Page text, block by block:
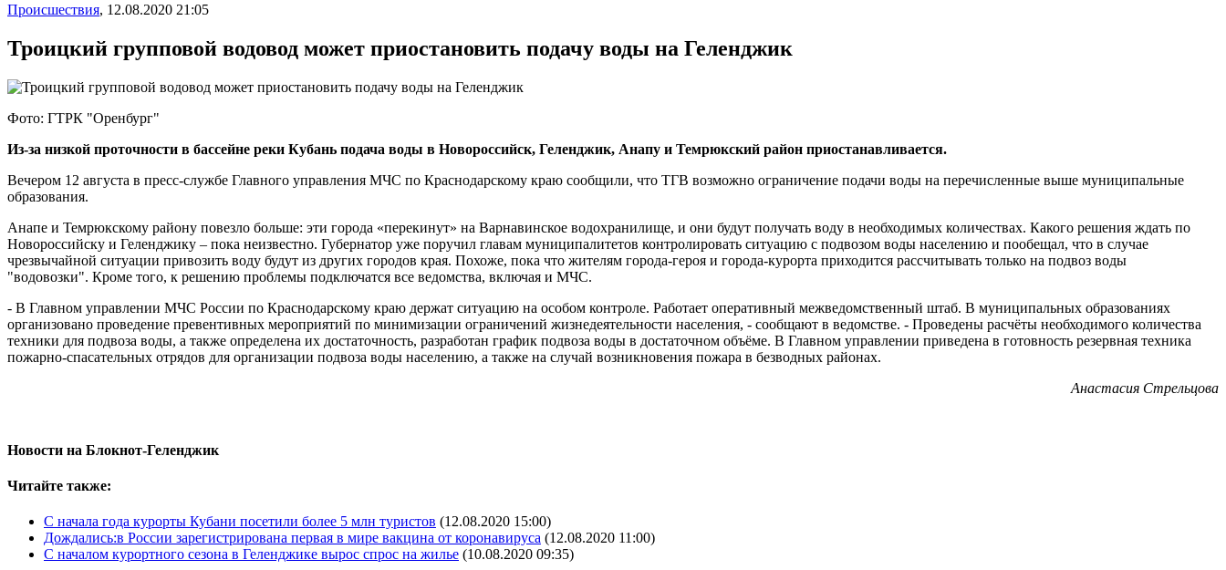
Происшествия, 12.08.2020 21:05
Троицкий групповой водовод может приостановить подачу воды на Геленджик
Фото: ГТРК "Оренбург"
Из-за низкой проточности в бассейне реки Кубань подача воды в Новороссийск, Геленджик, Анапу и Темрюкский район приостанавливается.
Вечером 12 августа в пресс-службе Главного управления МЧС по Краснодарскому краю сообщили, что ТГВ возможно ограничение подачи воды на перечисленные выше муниципальные
образования.
Анапе и Темрюкскому району повезло больше: эти города «перекинут» на Варнавинское водохранилище, и они будут получать воду в необходимых количествах. Какого решения ждать по
Новороссийску и Геленджику – пока неизвестно. Губернатор уже поручил главам муниципалитетов контролировать ситуацию с подвозом воды населению и пообещал, что в случае
чрезвычайной ситуации привозить воду будут из других городов края. Похоже, пока что жителям города-героя и города-курорта приходится рассчитывать только на подвоз воды
"водовозки". Кроме того, к решению проблемы подключатся все ведомства, включая и МЧС.
- В Главном управлении МЧС России по Краснодарскому краю держат ситуацию на особом контроле. Работает оперативный межведомственный штаб. В муниципальных образованиях
организовано проведение превентивных мероприятий по минимизации ограничений жизнедеятельности населения, - сообщают в ведомстве. - Проведены расчёты необходимого количества
техники для подвоза воды, а также определена их достаточность, разработан график подвоза воды в достаточном объёме. В Главном управлении приведена в готовность резервная техника
пожарно-спасательных отрядов для организации подвоза воды населению, а также на случай возникновения пожара в безводных районах.
Анастасия Стрельцова
Новости на Блoкнoт-Геленджик
Читайте также:
С начала года курорты Кубани посетили более 5 млн туристов (12.08.2020 15:00)
Дождались:в России зарегистрирована первая в мире вакцина от коронавируса (12.08.2020 11:00)
С началом курортного сезона в Геленджике вырос спрос на жилье (10.08.2020 09:35)